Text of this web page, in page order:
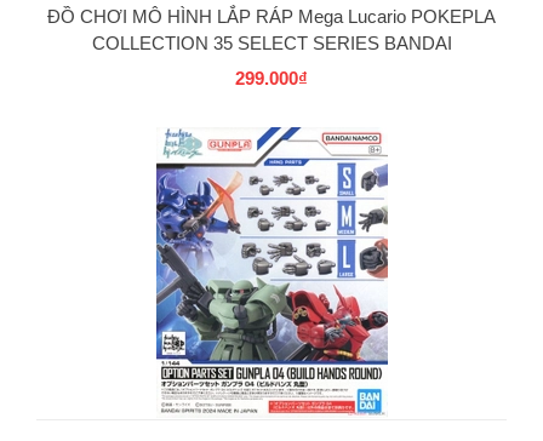
ĐỒ CHƠI MÔ HÌNH LẮP RÁP Mega Lucario POKEPLA
COLLECTION 35 SELECT SERIES BANDAI
299.000₫